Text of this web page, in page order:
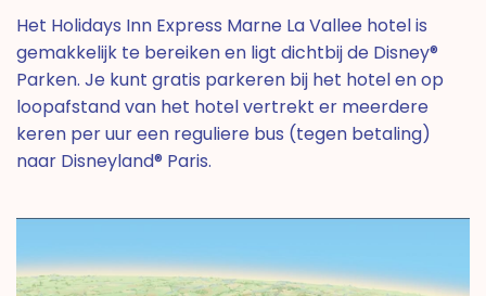
Het Holidays Inn Express Marne La Vallee hotel is
gemakkelijk te bereiken en ligt dichtbij de Disney®
Parken. Je kunt gratis parkeren bij het hotel en op
loopafstand van het hotel vertrekt er meerdere
keren per uur een reguliere bus (tegen betaling)
naar Disneyland® Paris.